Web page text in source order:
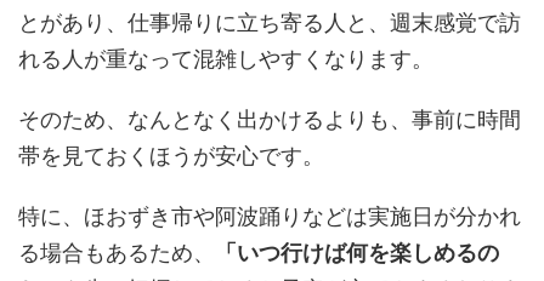
とがあり、仕事帰りに立ち寄る人と、週末感覚で訪
れる人が重なって混雑しやすくなります。
そのため、なんとなく出かけるよりも、事前に時間
帯を見ておくほうが安心です。
特に、ほおずき市や阿波踊りなどは実施日が分かれ
る場合もあるため、
「いつ行けば何を楽しめるの